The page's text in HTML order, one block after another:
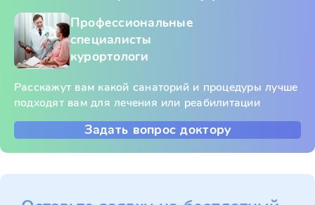
Профессиональные
специалисты
курортологи
Расскажут вам какой санаторий и процедуры лучше
подходят вам для лечения или реабилитации
Задать вопрос доктору